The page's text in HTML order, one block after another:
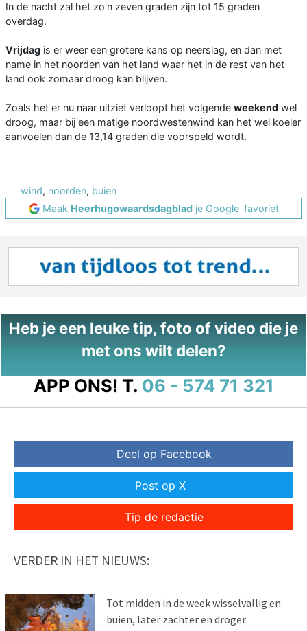
In de nacht zal het zo'n zeven graden zijn tot 15 graden
overdag.
Vrijdag is er weer een grotere kans op neerslag, en dan met
name in het noorden van het land waar het in de rest van het
land ook zomaar droog kan blijven.
Zoals het er nu naar uitziet verloopt het volgende weekend wel
droog, maar bij een matige noordwestenwind kan het wel koeler
aanvoelen dan de 13,14 graden die voorspeld wordt.
wind, noorden, buien
Maak Heerhugowaardsdagbladje Google-favoriet
Heb je een leuke tip, foto of video die je
met ons wilt delen?
APP ONS! T. 06 - 574 71 321
Deel op Facebook
Post op X
Tip de redactie
VERDER IN HET NIEUWS:
Tot midden in de week wisselvallig en
buien, later zachter en droger